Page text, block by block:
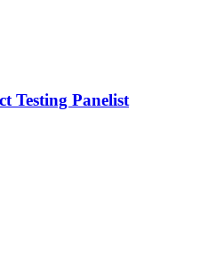
Testing Panelist